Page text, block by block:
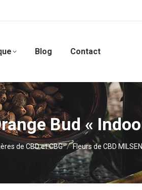
Blog Contact
Bud «
de CBD et CBG Fleurs de CBD